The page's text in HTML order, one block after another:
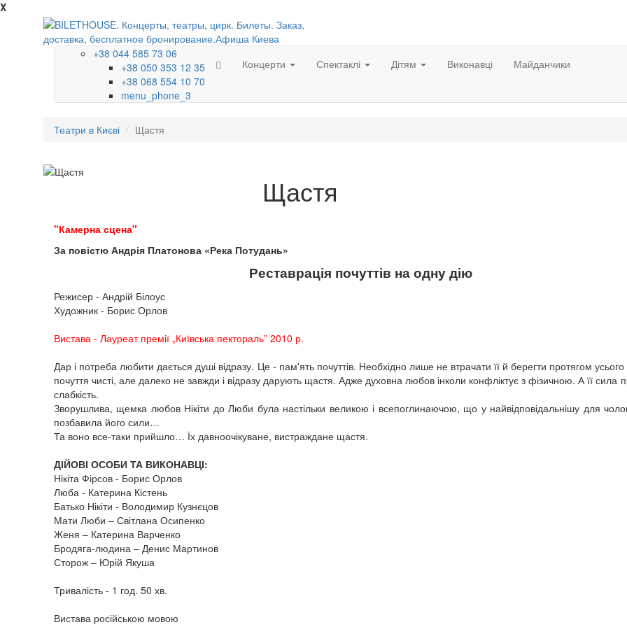
X
+38 044 585 73 06
+38 050 353 12 35
+38 068 554 10 70
menu_phone_3
Концерти Спектаклі Дітям Виконавці Майданчики
Театри в Києві Щастя
Щастя
"Камерна сцена"
За повістю Андрія Платонова «Река Потудань»
Реставрація почуттів на одну дію
Режисер - Андрій Білоус
Художник - Борис Орлов
Вистава - Лауреат премії „Київська пектораль” 2010 р.
Дар і потреба любити дається душі відразу. Це - пам'ять почуттів. Необхідно лише не втрачати її й берегти протягом усього
почуття чисті, але далеко не завжди і відразу дарують щастя. Адже духовна любов інколи конфліктує з фізичною. А її сила
слабкість.
Зворушлива, щемка любов Нікіти до Люби була настільки великою і всепоглинаючою, що у найвідповідальнішу для
позбавила його сили…
Та воно все-таки прийшло… Їх давноочікуване, вистраждане щастя.
ДІЙОВІ ОСОБИ ТА ВИКОНАВЦІ:
Нікіта Фірсов - Борис Орлов
Люба - Катерина Кістень
Батько Нікіти - Володимир Кузнєцов
Мати Люби – Світлана Осипенко
Женя – Катерина Варченко
Бродяга-людина – Денис Мартинов
Сторож – Юрій Якуша
Тривалість - 1 год. 50 хв.
Вистава російською мовою